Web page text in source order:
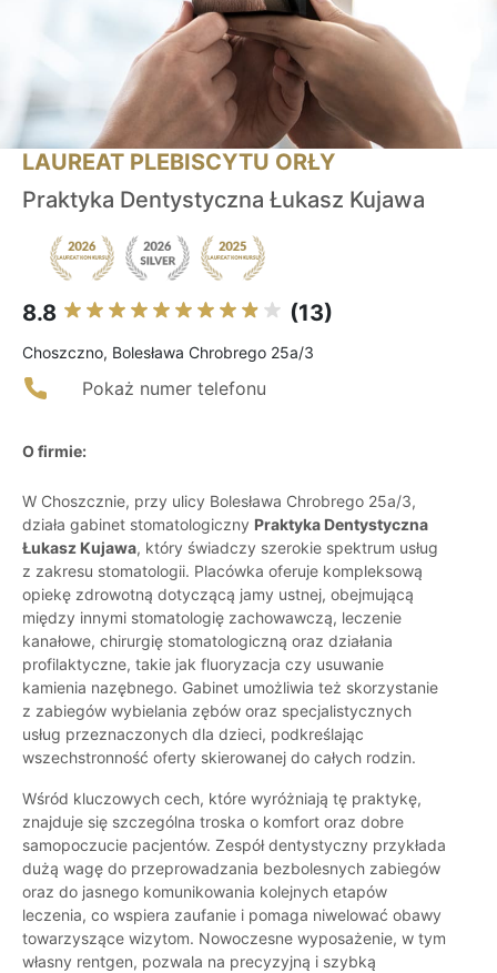
LAUREAT PLEBISCYTU ORŁY
Praktyka Dentystyczna Łukasz Kujawa
8.8 (13)
Choszczno, Bolesława Chrobrego 25a/3
Pokaż numer telefonu
O firmie:
W Choszcznie, przy ulicy Bolesława Chrobrego 25a/3,
działa gabinet stomatologiczny Praktyka Dentystyczna
Łukasz Kujawa, który świadczy szerokie spektrum usług
z zakresu stomatologii. Placówka oferuje kompleksową
opiekę zdrowotną dotyczącą jamy ustnej, obejmującą
między innymi stomatologię zachowawczą, leczenie
kanałowe, chirurgię stomatologiczną oraz działania
profilaktyczne, takie jak fluoryzacja czy usuwanie
kamienia nazębnego. Gabinet umożliwia też skorzystanie
z zabiegów wybielania zębów oraz specjalistycznych
usług przeznaczonych dla dzieci, podkreślając
wszechstronność oferty skierowanej do całych rodzin.
Wśród kluczowych cech, które wyróżniają tę praktykę,
znajduje się szczególna troska o komfort oraz dobre
samopoczucie pacjentów. Zespół dentystyczny przykłada
dużą wagę do przeprowadzania bezbolesnych zabiegów
oraz do jasnego komunikowania kolejnych etapów
leczenia, co wspiera zaufanie i pomaga niwelować obawy
towarzyszące wizytom. Nowoczesne wyposażenie, w tym
własny rentgen, pozwala na precyzyjną i szybką